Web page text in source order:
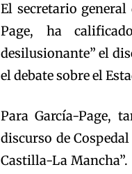
El secretario
Page, ha
desilusionante” el
el debate sobre el
Para García-Page,
discurso de
Castilla-La